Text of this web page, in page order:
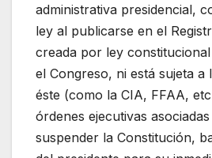
administrativa presidencial,
ley al publicarse en el
creada por ley
el Congreso, ni está sujeta a
éste (como la CIA, FFAA,
órdenes ejecutivas
suspender la Constitución,